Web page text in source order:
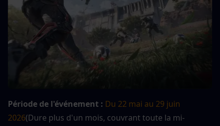
Période de l'événement : Du 22 mai au 29 juin
2026(Dure plus d'un mois, couvrant toute la mi-